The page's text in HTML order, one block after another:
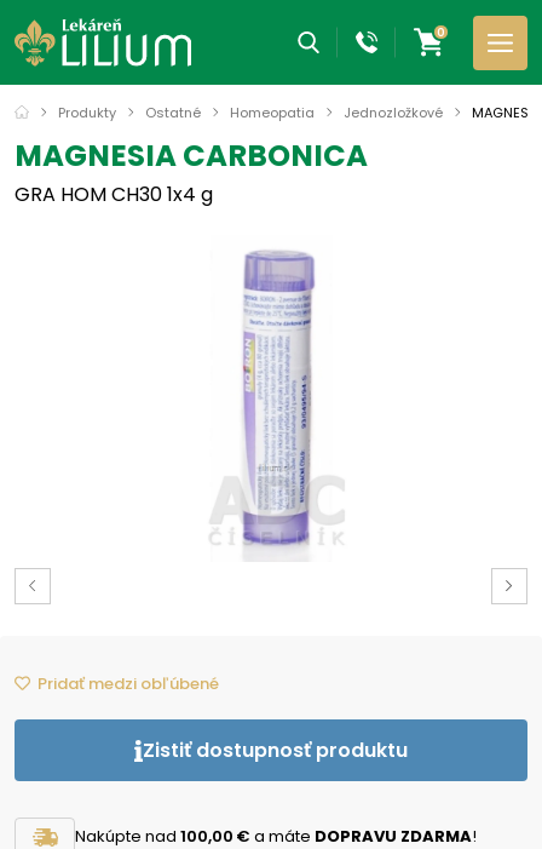
0
Produkty Ostatné Homeopatia Jednozložkové
MAGNESIA CARBONICA
GRA HOM CH30 1x4 g
Pridať medzi obľúbené
Zistiť dostupnosť produktu
Nakúpte nad 100,00 € a máte DOPRAVU ZDARMA!